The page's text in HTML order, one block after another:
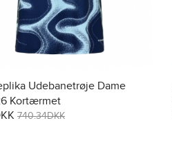
Udebanetrøje Dame
Kortærmet
740.34DKK